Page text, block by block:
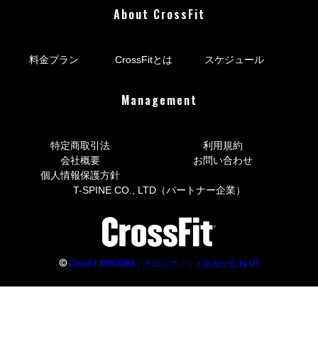
About CrossFit
料金プラン CrossFitとは スケジュール
Management
特定商取引法
利用規約
会社概要
お問い合わせ
個人情報保護方針
T-SPINE CO., LTD（パートナー企業）
© CrossFit JIYUGAOKA｜クロスフィット自由が丘 by LFF